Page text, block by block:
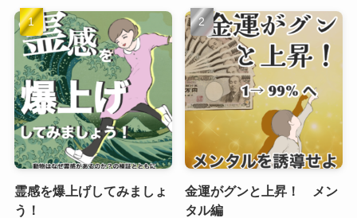
霊感を爆上げしてみましょ
う！
金運がグンと上昇！ メン
タル編